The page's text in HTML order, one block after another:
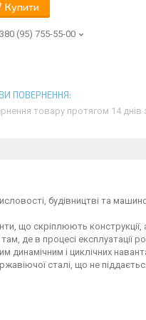
Купити
(95) 755-55-00
товару протягом 14 днів
будівництві та
що скріплюють конструкції,
де в процесі експлуатації
динамічним і циклічних
сталі, що не